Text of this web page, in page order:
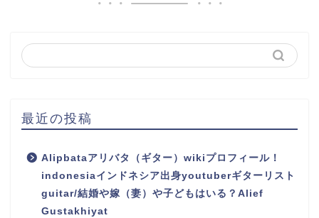
最近の投稿
Alipbataアリバタ（ギター）wikiプロフィール！
indonesiaインドネシア出身youtuberギターリスト
guitar/結婚や嫁（妻）や子どもはいる？Alief
Gustakhiyat